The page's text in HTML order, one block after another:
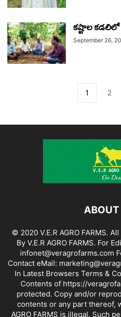
కష్టాల
September 26,
1 2
ABOUT
© 2020 V.E.R AGRO FARMS.
By V.E.R AGRO FARMS. For
infonet@veragrofarms.com
Contact eMail:
In Latest Browsers Terms &
Contents of https://
protected. Copy and/or
contents or any part thereof,
AGRO FARMS is illegal. Such